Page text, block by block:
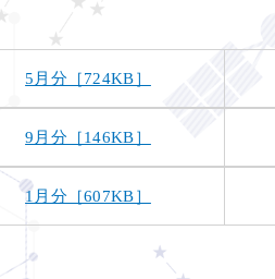
5月分［724KB］
9月分［146KB］
1月分［607KB］